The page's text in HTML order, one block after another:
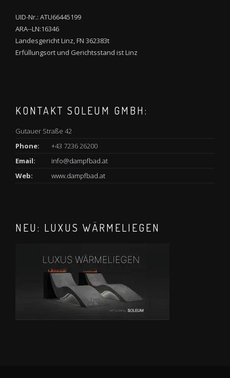
UID-Nr.: ATU66445199
ARA--LN:16346
Landesgericht Linz, FN 362383t
Erfüllungsort und Gerichtsstand ist Linz
KONTAKT SOLEUM GMBH:
Gutauer Straße 42
Phone:
+43 7236 26200
Email:
info@dampfbad.at
Web:
www.dampfbad.at
NEU: LUXUS WÄRMELIEGEN